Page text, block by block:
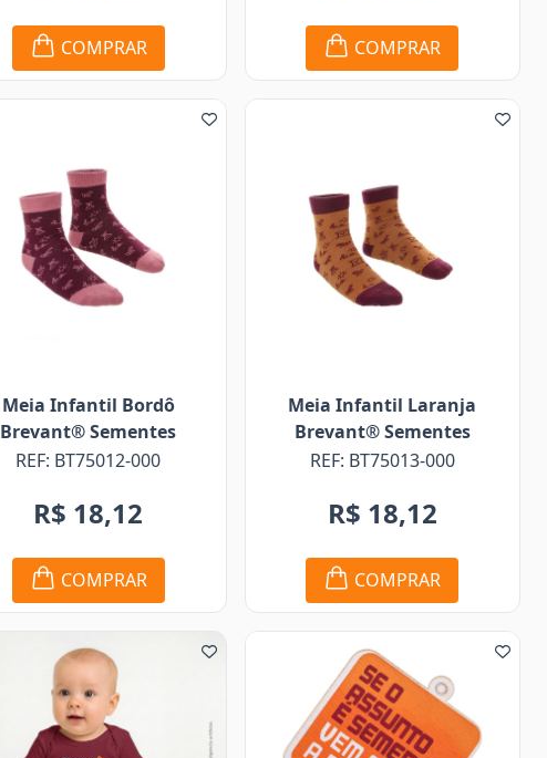
COMPRAR COMPRAR
Meia Infantil Bordô
Brevant® Sementes
REF: BT75012-000
R$ 18,12
COMPRAR
Meia Infantil Laranja
Brevant® Sementes
REF: BT75013-000
R$ 18,12
COMPRAR